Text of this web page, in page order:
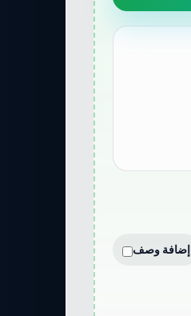
إضافة وصف